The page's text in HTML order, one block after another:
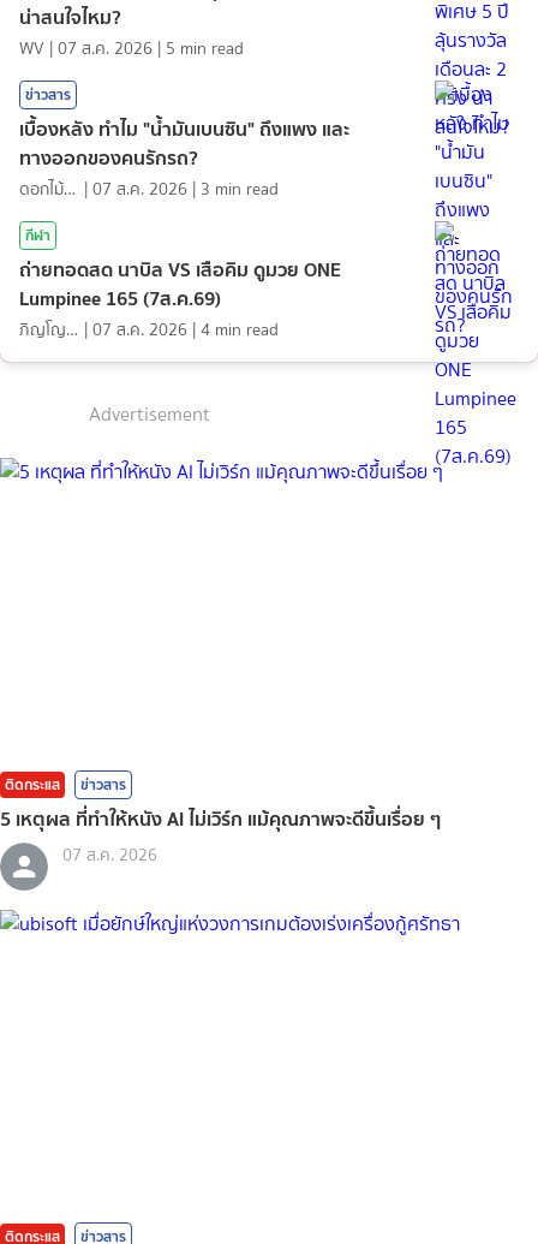
น่าสนใจไหม?
WV |07 ส.ค. 2026 | 5 min read
ข่าวสาร
เบื้องหลัง ทำไม "น้ำมันเบนซิน" ถึงแพง และ
ทางออกของคนรักรถ?
ดอกไม้กับสายน้ำ |07 ส.ค. 2026 | 3 min read
กีฬา
ถ่ายทอดสด นาบิล VS เสือคิม ดูมวย ONE
Lumpinee 165 (7ส.ค.69)
ภิญโญ ส่องแสง |07 ส.ค. 2026 |4 min read
Advertisement
ติดกระแส ข่าวสาร
5 เหตุผล ที่ทำให้หนัง AI ไม่เวิร์ก แม้คุณภาพจะดีขึ้นเรื่อย ๆ
07 ส.ค. 2026
ติดกระแส ข่าวสาร